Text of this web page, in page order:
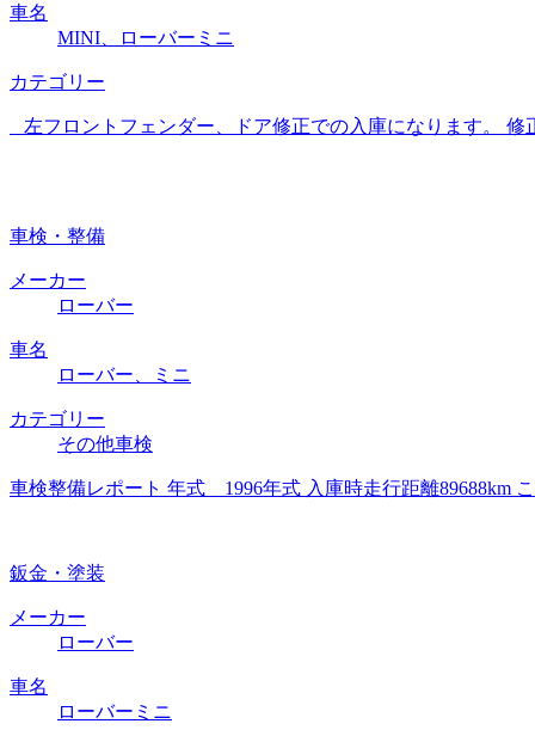
車名
MINI、ローバーミニ
カテゴリー
左フロントフェンダー、ドア修正での入庫になります。
車検・整備
メーカー
ローバー
車名
ローバー、ミニ
カテゴリー
その他車検
車検整備レポート 年式 1996年式 入庫時走行距離89688km
鈑金・塗装
メーカー
ローバー
車名
ローバーミニ